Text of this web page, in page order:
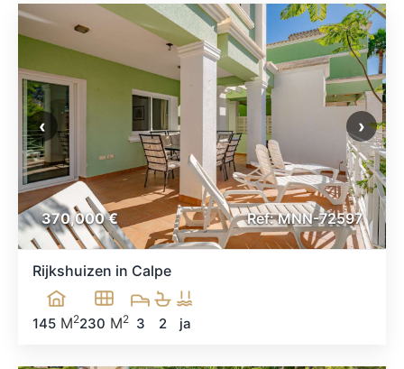
370,000 € Ref: MNN-72597
‹ ›
Rijkshuizen in Calpe
145 M2230 M2 3 2 ja